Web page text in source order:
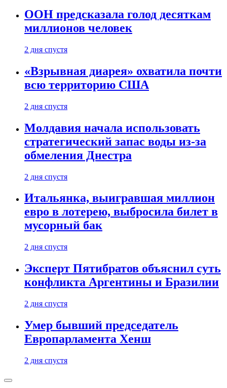
ООН предсказала голод десяткам
миллионов человек
2 дня спустя
«Взрывная диарея» охватила почти
всю территорию США
2 дня спустя
Молдавия начала использовать
стратегический запас воды из-за
обмеления Днестра
2 дня спустя
Итальянка, выигравшая миллион
евро в лотерею, выбросила билет в
мусорный бак
2 дня спустя
Эксперт Пятибратов объяснил суть
конфликта Аргентины и Бразилии
2 дня спустя
Умер бывший председатель
Европарламента Хенш
2 дня спустя